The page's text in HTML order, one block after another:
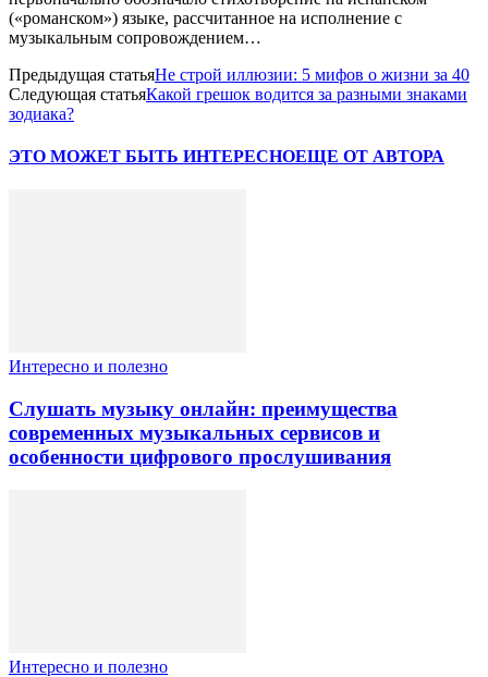
(«романском») языке, рассчитанное на исполнение с
музыкальным сопровождением…
Предыдущая статьяНе строй иллюзии: 5 мифов о жизни за 40
Следующая статьяКакой грешок водится за разными знаками
зодиака?
ЭТО МОЖЕТ БЫТЬ ИНТЕРЕСНОЕЩЕ ОТ АВТОРА
Интересно и полезно
Слушать музыку онлайн: преимущества
современных музыкальных сервисов и
особенности цифрового прослушивания
Интересно и полезно